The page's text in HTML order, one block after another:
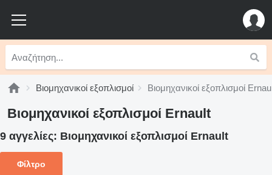
Βιομηχανικοί εξοπλισμοί Βιομηχανικοί εξοπλισμοί
Βιομηχανικοί εξοπλισμοί Ernault
9 αγγελίες: Βιομηχανικοί εξοπλισμοί Ernault
Φίλτρο